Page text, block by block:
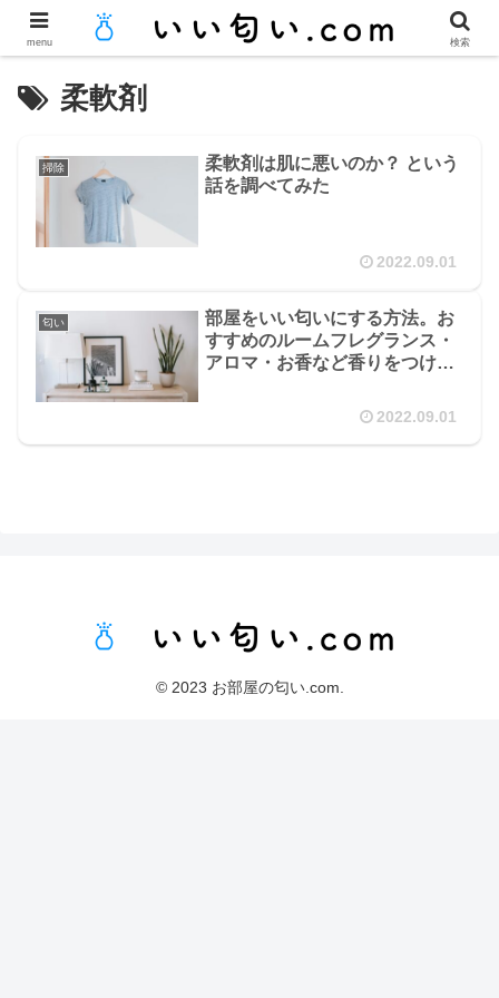
柔軟剤
掃除
柔軟剤は肌に悪いのか？ という
話を調べてみた
2022.09.01
匂い
部屋をいい匂いにする方法。お
すすめのルームフレグランス・
アロマ・お香など香りをつける
2022.09.01
© 2023 お部屋の匂い.com.
menu 検索